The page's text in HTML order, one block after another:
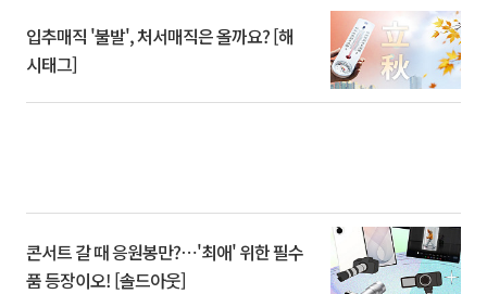
입추매직 '불발', 처서매직은 올까요? [해
시태그]
콘서트 갈 때 응원봉만?⋯'최애' 위한 필수
품 등장이오! [솔드아웃]